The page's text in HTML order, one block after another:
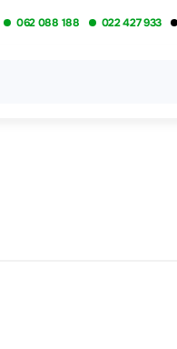
062 088 188 022 427 933